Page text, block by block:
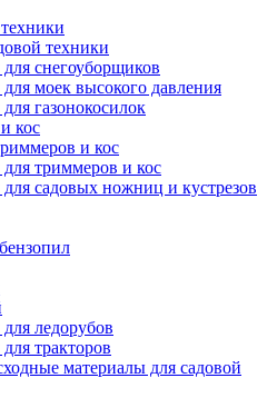
техники
снегоуборщиков
моек высокого давления
газонокосилок
кос
и кос
триммеров и кос
садовых ножниц и кустрезов
ледорубов
тракторов
материалы для садовой